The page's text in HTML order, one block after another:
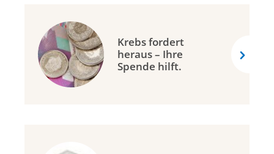
Krebs fordert
heraus – Ihre
Spende hilft.